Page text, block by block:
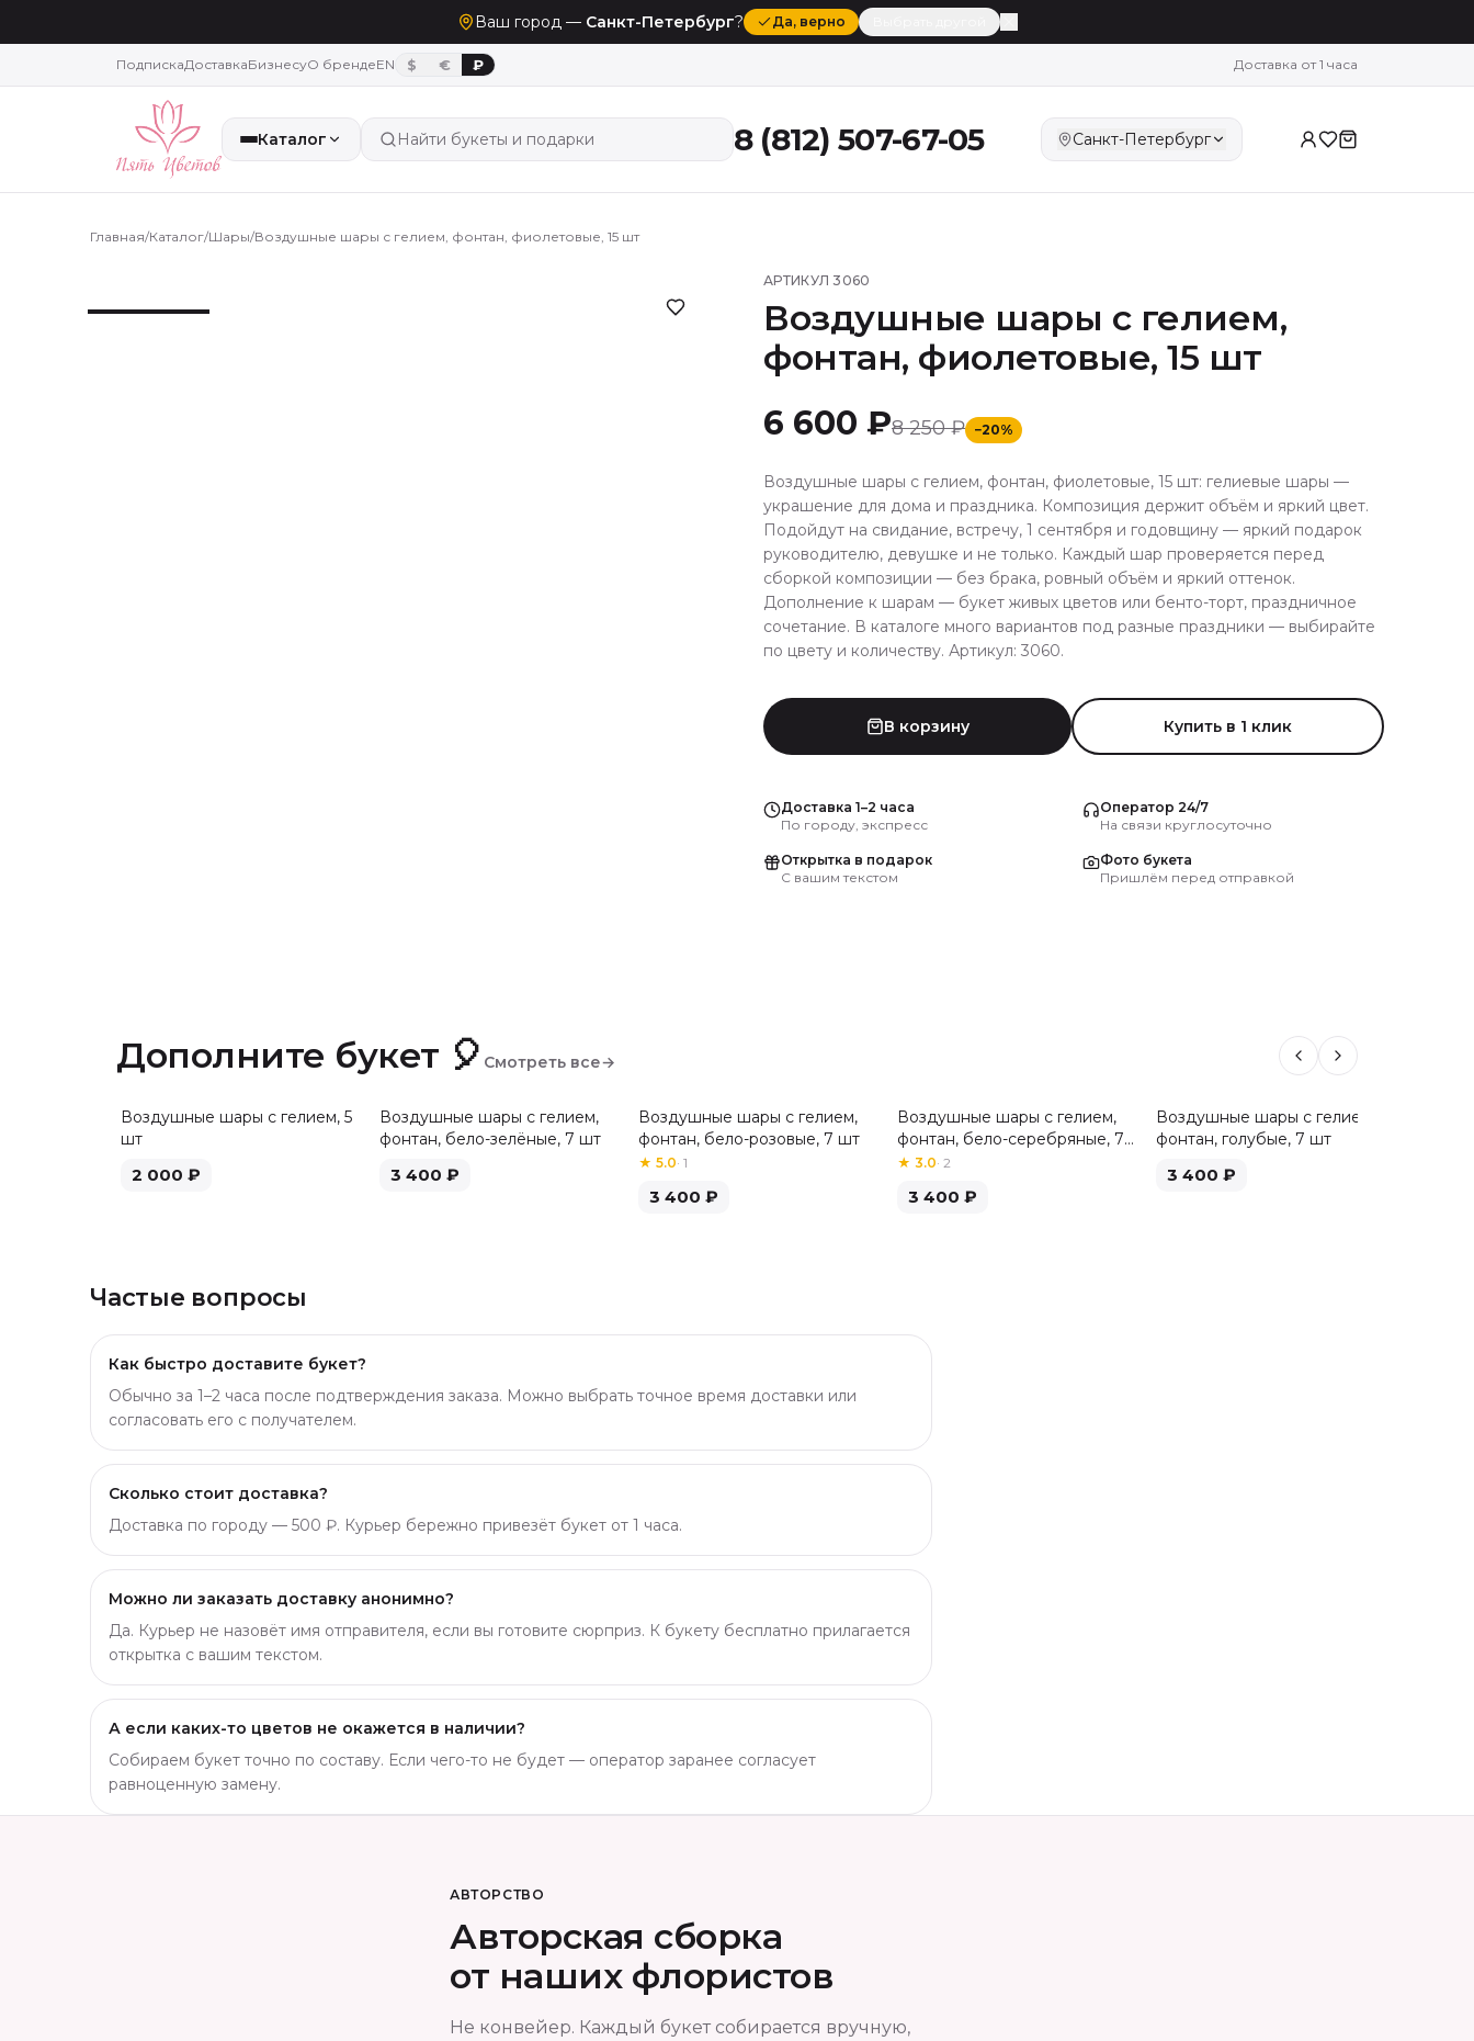
Ваш город — Санкт-Петербург? Да, верно
ПодпискаДоставкаБизнесуО брендеEN $ € ₽ Доставка от 1 часа
Каталог Найти букеты и подарки 8 (812) 507-67-05 Санкт-Петербург
Главная/Каталог/Шары/Воздушные шары с гелием, фонтан, фиолетовые, 15 шт
АРТИКУЛ3060
Воздушные шары с гелием,
фонтан, фиолетовые, 15 шт
6 600 ₽8 250 ₽ −20%
Воздушные шары с гелием, фонтан, фиолетовые, 15 шт: гелиевые шары —
украшение для дома и праздника. Композиция держит объём и яркий цвет.
Подойдут на свидание, встречу, 1 сентября и годовщину — яркий подарок
руководителю, девушке и не только. Каждый шар проверяется перед
сборкой композиции — без брака, ровный объём и яркий оттенок.
Дополнение к шарам — букет живых цветов или бенто-торт, праздничное
сочетание. В каталоге много вариантов под разные праздники — выбирайте
по цвету и количеству. Артикул: 3060.
В корзину Купить в 1 клик
Доставка 1–2 часа
По городу, экспресс
Оператор 24/7
На связи круглосуточно
Открытка в подарок
С вашим текстом
Фото букета
Пришлём перед отправкой
Дополните букет 🎈 Смотреть все→
Воздушные шары с гелием, 5
шт
2 000 ₽
Воздушные шары с гелием,
фонтан, бело-зелёные, 7 шт
3 400 ₽
Воздушные шары с гелием,
фонтан, бело-розовые, 7 шт
★ 5.0· 1
3 400 ₽
Воздушные шары с гелием,
фонтан, бело-серебряные, 7
шт
★ 3.0· 2
3 400 ₽
Воздушные шары с гелием,
фонтан, голубые, 7 шт
3 400 ₽
Частые вопросы
Как быстро доставите букет?
Обычно за 1–2 часа после подтверждения заказа. Можно выбрать точное время доставки или
согласовать его с получателем.
Сколько стоит доставка?
Доставка по городу — 500 ₽. Курьер бережно привезёт букет от 1 часа.
Можно ли заказать доставку анонимно?
Да. Курьер не назовёт имя отправителя, если вы готовите сюрприз. К букету бесплатно прилагается
открытка с вашим текстом.
А если каких-то цветов не окажется в наличии?
Собираем букет точно по составу. Если чего-то не будет — оператор заранее согласует
равноценную замену.
АВТОРСТВО
Авторская сборка
от наших флористов
Не конвейер. Каждый букет собирается вручную,